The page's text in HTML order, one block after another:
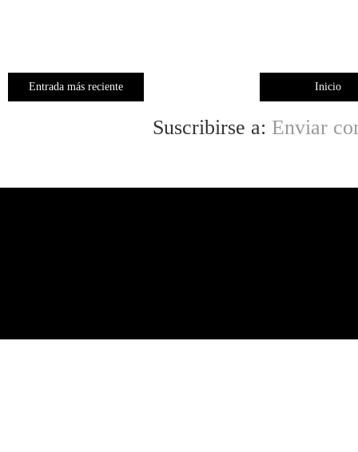
Entrada más reciente Inicio
Suscribirse a: Enviar